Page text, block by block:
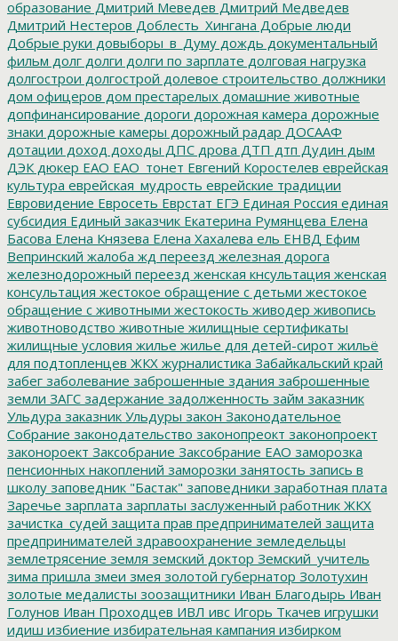
образование Дмитрий Меведев Дмитрий Медведев
Дмитрий Нестеров Доблесть_Хингана Добрые люди
Добрые руки довыборы_в_Думу дождь документальный
фильм долг долги долги по зарплате долговая нагрузка
долгострои долгострой долевое строительство должники
дом офицеров дом престарелых домашние животные
допфинансирование дороги дорожная камера дорожные
знаки дорожные камеры дорожный радар ДОСААФ
дотации доход доходы ДПС дрова ДТП дтп Дудин дым
ДЭК дюкер ЕАО ЕАО_тонет Евгений Коростелев еврейская
культура еврейская_мудрость еврейские традиции
Евровидение Евросеть Еврстат ЕГЭ Единая Россия единая
субсидия Единый заказчик Екатерина Румянцева Елена
Басова Елена Князева Елена Хахалева ель ЕНВД Ефим
Вепринский жалоба жд переезд железная дорога
железнодорожный переезд женская кнсультация женская
консультация жестокое обращение с детьми жестокое
обращение с животными жестокость живодер живопись
животноводство животные жилищные сертификаты
жилищные условия жилье жилье для детей-сирот жильё
для подтопленцев ЖКХ журналистика Забайкальский край
забег заболевание заброшенные здания заброшенные
земли ЗАГС задержание задолженность займ заказник
Ульдура заказник Ульдуры закон Законодательное
Собрание законодательство законопреокт законопроект
законороект Заксобрание Заксобрание ЕАО заморозка
пенсионных накоплений заморозки занятость запись в
школу заповедник "Бастак" заповедники заработная плата
Заречье зарплата зарплаты заслуженный работник ЖКХ
зачистка_судей защита прав предпринимателей защита
предпринимателей здравоохранение земледельцы
землетрясение земля земский доктор Земский_учитель
зима пришла змеи змея золотой губернатор Золотухин
золотые медалисты зоозащитники Иван Благодырь Иван
Голунов Иван Проходцев ИВЛ ивс Игорь Ткачев игрушки
идиш избиение избирательная кампания избирком